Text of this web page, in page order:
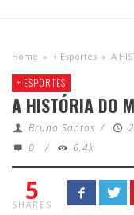
Home » + Esportes » A
+ ESPORTES
A HISTÓRIA DO
Bruno Santos /
0
/ 6.4k
5
SHARES